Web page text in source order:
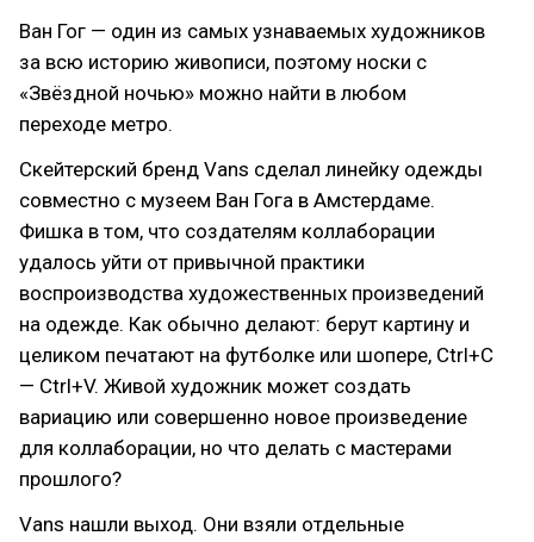
Ван Гог — один из самых узнаваемых художников
за всю историю живописи, поэтому носки с
«Звёздной ночью» можно найти в любом
переходе метро.
Скейтерский бренд Vans сделал линейку одежды
совместно с музеем Ван Гога в Амстердаме.
Фишка в том, что создателям коллаборации
удалось уйти от привычной практики
воспроизводства художественных произведений
на одежде. Как обычно делают: берут картину и
целиком печатают на футболке или шопере, Ctrl+C
— Ctrl+V. Живой художник может создать
вариацию или совершенно новое произведение
для коллаборации, но что делать с мастерами
прошлого?
Vans нашли выход. Они взяли отдельные